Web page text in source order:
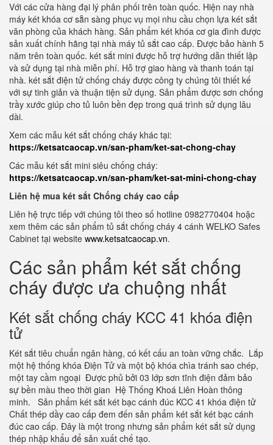
Với các cửa hàng đại lý phân phối trên toàn quốc. Hiện nay nhà
máy két khóa cơ sẵn sàng phục vụ mọi nhu cầu chọn lựa két sắt
văn phòng của khách hàng. Sản phẩm két khóa cơ gia đình được
sản xuất chính hãng tại nhà máy tủ sắt cao cấp. Được bảo hành 5
năm trên toàn quốc. két sắt mini được hỗ trợ hướng dẫn thiết lập
và sử dụng tại nhà miễn phí. Hỗ trợ giao hàng và thanh toán tại
nhà. két sắt điện tử chống cháy được công ty chúng tôi thiết kế
với sự tinh giản và thuận tiện sử dụng. Sản phẩm được sơn chống
trầy xước giúp cho tủ luôn bền đẹp trong quá trình sử dụng lâu
dài.
Xem các mẫu két sắt chống cháy khác tại:
https://ketsatcaocap.vn/san-pham/ket-sat-chong-chay
Các mẫu két sắt mini siêu chống cháy:
https://ketsatcaocap.vn/san-pham/ket-sat-mini-chong-chay
Liên hệ mua két sắt Chống cháy cao cấp
Liên hệ trực tiếp với chúng tôi theo số hotline 0982770404 hoặc
xem thêm các sản phẩm tủ sắt chống cháy 4 cánh WELKO Safes
Cabinet tại website www.ketsatcaocap.vn.
Các sản phẩm két sắt chống
cháy được ưa chuộng nhất
Két sắt chống cháy KCC 41 khóa điện
tử
Két sắt tiêu chuẩn ngân hàng, có kết cấu an toàn vững chắc. Lắp
một hệ thống khóa Điện Tử và một bộ khóa chìa tránh sao chép,
một tay cầm ngoại Được phủ bởi 03 lớp sơn tĩnh điện đảm bảo
sự bền màu theo thời gian Hệ Thống Khoá Liên Hoàn thông
minh. Sản phẩm két sắt két bạc cánh đúc KCC 41 khóa điện tử
Chất thép dầy cao cấp đem đến sản phẩm két sắt két bạc cánh
đúc cao cấp. Đây là một trong nhưng sản phẩm két sắt sử dụng
thép nhập khẩu để sản xuất chế tạo.